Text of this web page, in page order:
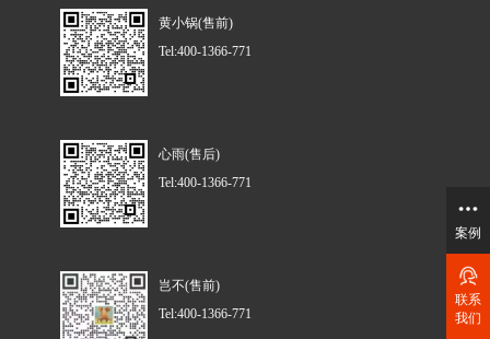
黄小锅(售前)
Tel:400-1366-771
心雨(售后)
Tel:400-1366-771
岂不(售前)
Tel:400-1366-771
案例
联系
我们